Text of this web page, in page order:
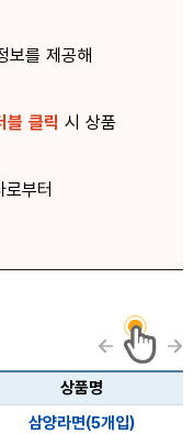
보를 제공해
블 클릭 시 상품
부터
상품명
삼양라면(5개입)